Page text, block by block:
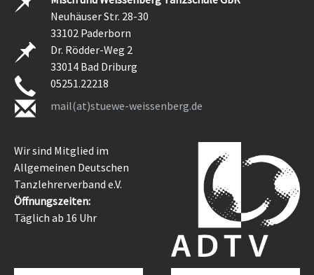
Neuhäuser Str. 28-30
33102 Paderborn
Dr. Rödder-Weg 2
33014 Bad Driburg
05251.22218
mail(at)stuewe-weissenberg.de
Wir sind Mitglied im
Allgemeinen Deutschen
Tanzlehrerverband e.V.
Öffnungszeiten:
Täglich ab 16 Uhr